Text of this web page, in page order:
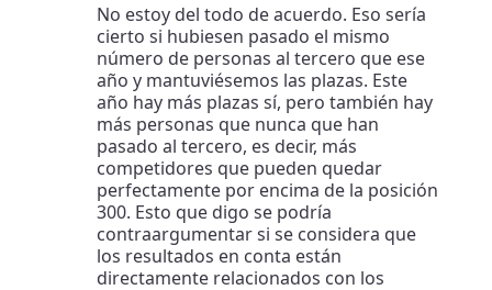
No estoy del todo de acuerdo. Eso sería
cierto si hubiesen pasado el mismo
número de personas al tercero que ese
año y mantuviésemos las plazas. Este
año hay más plazas sí, pero también hay
más personas que nunca que han
pasado al tercero, es decir, más
competidores que pueden quedar
perfectamente por encima de la posición
300. Esto que digo se podría
contraargumentar si se considera que
los resultados en conta están
directamente relacionados con los